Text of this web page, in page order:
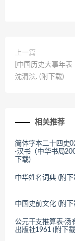
上一篇
[中国历史大事年表
沈渭滨. (附下载)
相关推荐
简体字本二十四史
·汉书（中华书局
下载)
中华姓名词典 (附下
中国史前文化 (附下
公元干支推算表·汤
出版社1961 (附下